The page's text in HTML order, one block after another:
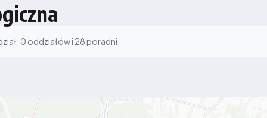
0 oddziałów i 28 poradni.